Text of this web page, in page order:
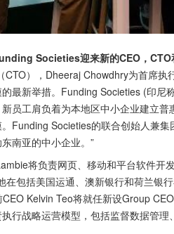
Societies迎来新的CEO，CTO
CTO），Dheeraj Chowdhry为首席
最新举措。Funding Societies (印尼
员工肩负着为本地区中小企业建立
Funding Societies的联合创始人兼
南亚的中小企业。”
将负责网页、移动和平台软件开
包括美国运通、澳新银行和荷兰银
Kelvin Teo将就任新设Group
行战略运营模型，包括监督数据管理